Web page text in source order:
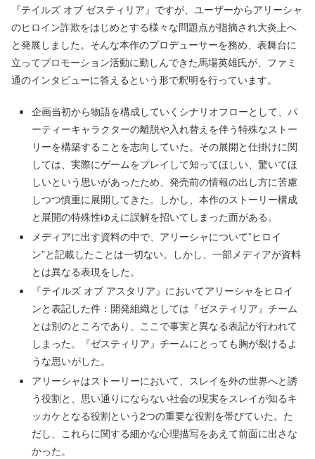
『テイルズ オブ ゼスティリア』ですが、ユーザーからアリーシャ
のヒロイン詐欺をはじめとする様々な問題点が指摘され大炎上へ
と発展しました。そんな本作のプロデューサーを務め、表舞台に
立ってプロモーション活動に勤しんできた馬場英雄氏が、ファミ
通のインタビューに答えるという形で釈明を行っています。
企画当初から物語を構成していくシナリオフローとして、パ
ーティーキャラクターの離脱や入れ替えを伴う特殊なストー
リーを構築することを志向していた。その展開と仕掛けに関
しては、実際にゲームをプレイして知ってほしい、驚いてほ
しいという思いがあったため、発売前の情報の出し方に苦慮
しつつ慎重に展開してきた。しかし、本作のストーリー構成
と展開の特殊性ゆえに誤解を招いてしまった面がある。
メディアに出す資料の中で、アリーシャについて”ヒロイ
ン”と記載したことは一切ない。しかし、一部メディアが資料
とは異なる表現をした。
『テイルズ オブ アスタリア』においてアリーシャをヒロイ
ンと表記した件：開発組織としては『ゼスティリア』チーム
とは別のところであり、ここで事実と異なる表記が行われて
しまった。『ゼスティリア』チームにとっても胸が裂けるよ
うな思いがした。
アリーシャはストーリーにおいて、スレイを外の世界へと誘
う役割と、思い通りにならない社会の現実をスレイが知るキ
ッカケとなる役割という2つの重要な役割を帯びていた。た
だし、これらに関する細かな心理描写をあえて前面に出さな
かった。